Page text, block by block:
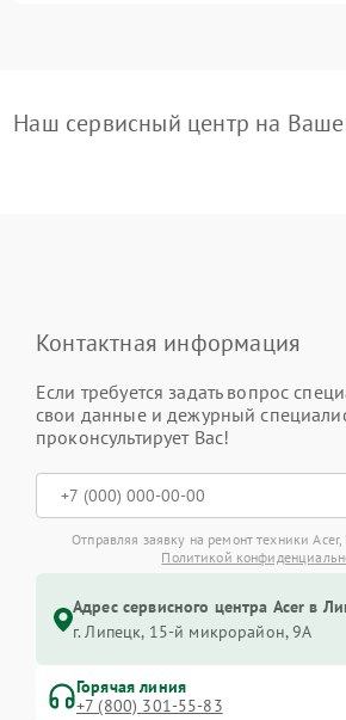
Наш сервисный центр на
Контактная информация
Если требуется задать вопрос
свои данные и дежурный
проконсультирует Вас!
Отправляя заявку на ремонт техники
Политикой
Адрес сервисного центра Acer в
г. Липецк, 15-й микрорайон, 9А
Горячая линия
+7 (800) 301-55-83